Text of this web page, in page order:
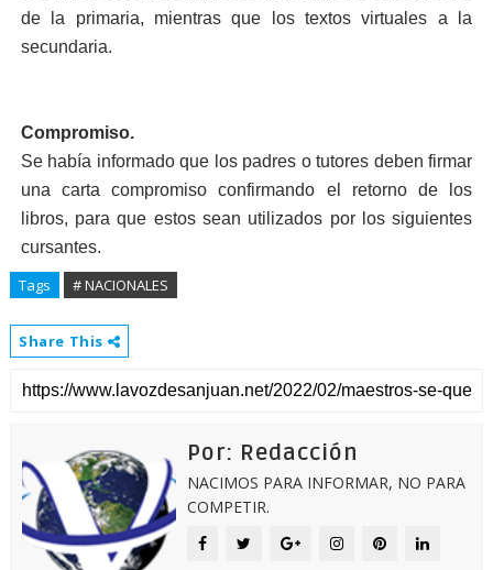
de la prima­ria, mientras que los tex­tos virtuales a la
secun­daria.
Compromiso.
Se había informado que los padres o tutores de­ben firmar
una car­ta compromiso confir­mando el retorno de los
libros, para que estos sean utilizados por los siguientes
cursantes.
Tags # NACIONALES
Share This
Por: Redacción
NACIMOS PARA INFORMAR, NO PARA
COMPETIR.